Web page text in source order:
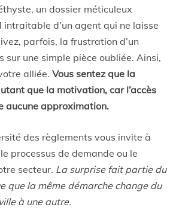
un dossier méticuleux
intraitable d’un agent qui ne laisse
parfois, la frustration d’un
sur une simple pièce oubliée. Ainsi,
alliée. Vous sentez que la
que la motivation, car l’accès
aucune approximation.
des règlements vous invite à
processus de demande ou le
secteur. La surprise fait partie du
que la même démarche change du
à une autre.